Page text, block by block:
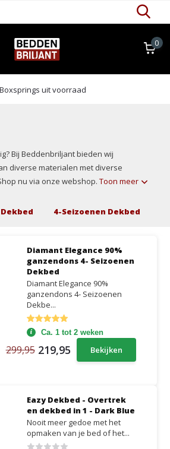
0
Boxsprings uit voorraad
Bij Beddenbriljant bieden wij
diverse materialen met diverse
nu via onze webshop.Toon meer
4-Seizoenen Dekbed
Diamant Elegance 90%
ganzendons 4- Seizoenen
Dekbed
Diamant Elegance 90%
ganzendons 4- Seizoenen
Dekbe...
Ca. 1 tot 2 weken
299,95 219,95 Bekijken
Eazy Dekbed - Overtrek
en dekbed in 1 - Dark Blue
Nooit meer gedoe met het
opmaken van je bed of het...